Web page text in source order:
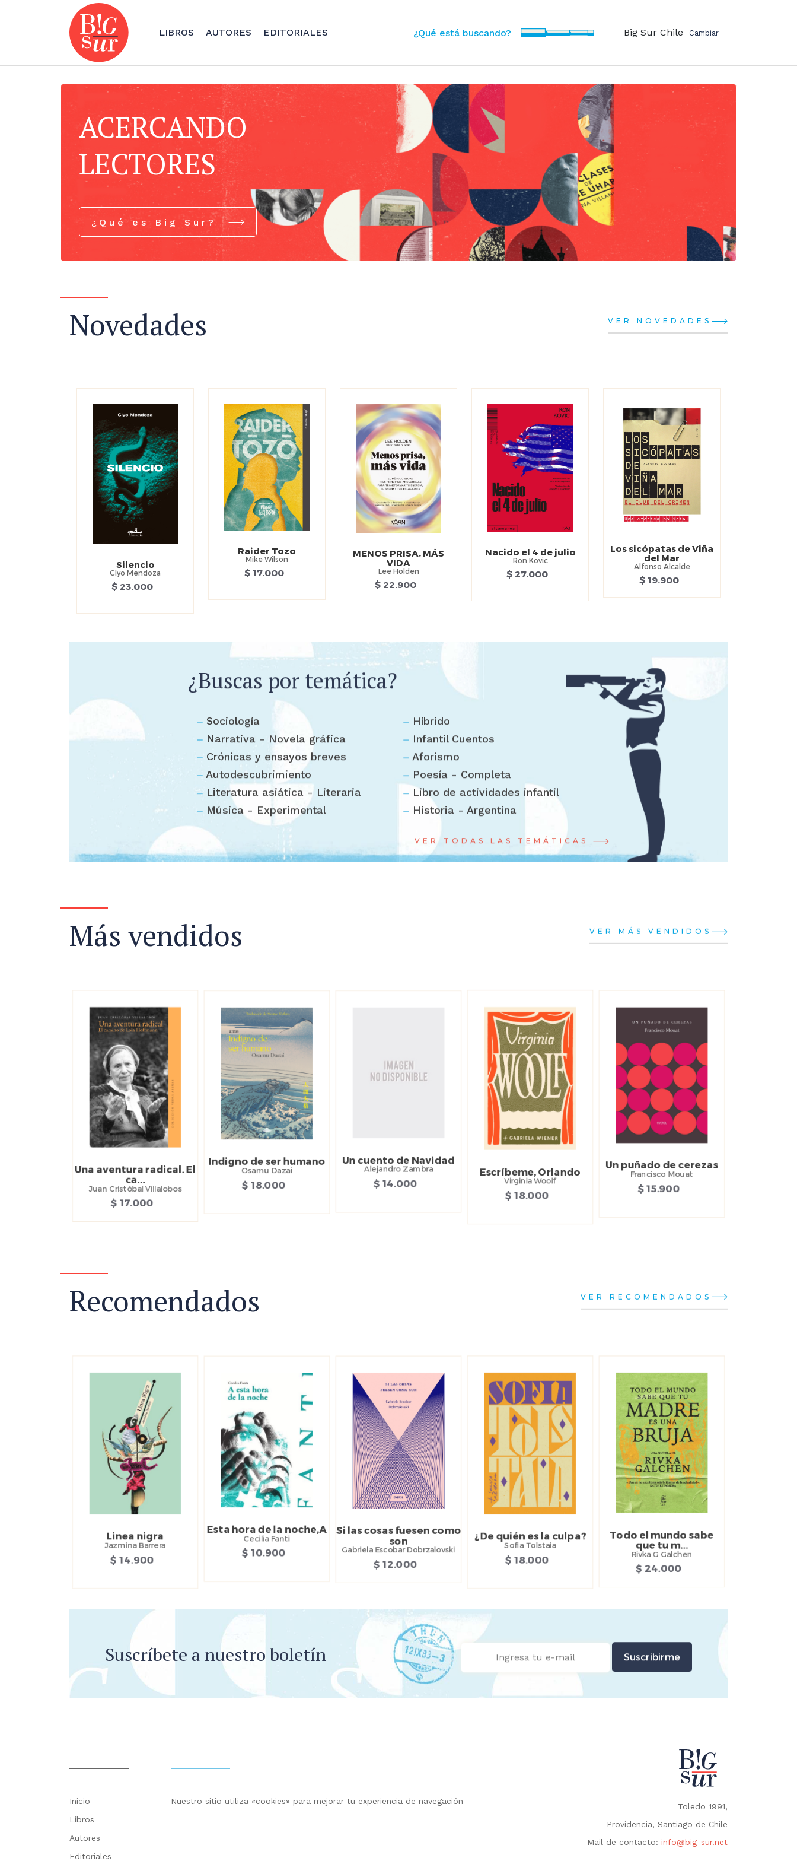
LIBROS AUTORES EDITORIALES ¿Qué está buscando? Big Sur Chile Cambiar
ACERCANDO
LECTORES
¿Qué es Big Sur?
Novedades VER NOVEDADES
Silencio
Clyo Mendoza
$ 23.000
Raider Tozo
Mike Wilson
$ 17.000
MENOS PRISA, MÁS
VIDA
Lee Holden
$ 22.900
Nacido el 4 de julio
Ron Kovic
$ 27.000
Los sicópatas de Viña
del Mar
Alfonso Alcalde
$ 19.900
¿Buscas por temática?
Sociología
Híbrido
Narrativa - Novela gráfica
Infantil Cuentos
Crónicas y ensayos breves
Aforismo
Autodescubrimiento
Poesía - Completa
Literatura asiática - Literaria
Libro de actividades infantil
Música - Experimental
Historia - Argentina
VER TODAS LAS TEMÁTICAS
Más vendidos VER MÁS VENDIDOS
Una aventura radical. El
ca...
Juan Cristóbal Villalobos
$ 17.000
Indigno de ser humano
Osamu Dazai
$ 18.000
Un cuento de Navidad
Alejandro Zambra
$ 14.000
Escríbeme, Orlando
Virginia Woolf
$ 18.000
Un puñado de cerezas
Francisco Mouat
$ 15.900
Recomendados VER RECOMENDADOS
Linea nigra
Jazmina Barrera
$ 14.900
Esta hora de la noche,A
Cecilia Fanti
$ 10.900
Si las cosas fuesen como
son
Gabriela Escobar Dobrzalovski
$ 12.000
¿De quién es la culpa?
Sofia Tolstaia
$ 18.000
Todo el mundo sabe
que tu m...
Rivka G Galchen
$ 24.000
Suscríbete a nuestro boletín Suscribirme
Inicio
Libros
Autores
Editoriales
Nuestro sitio utiliza «cookies» para mejorar tu experiencia de navegación
Toledo 1991,
Providencia, Santiago de Chile
Mail de contacto: info@big-sur.net